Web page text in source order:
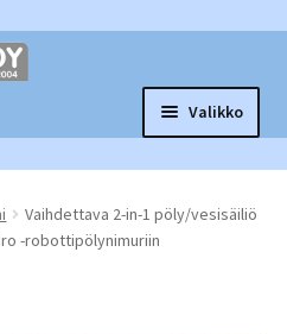
Valikko
tason
Vaihdettava 2-in-1 pöly/vesisäiliö
-robottipölynimuriin